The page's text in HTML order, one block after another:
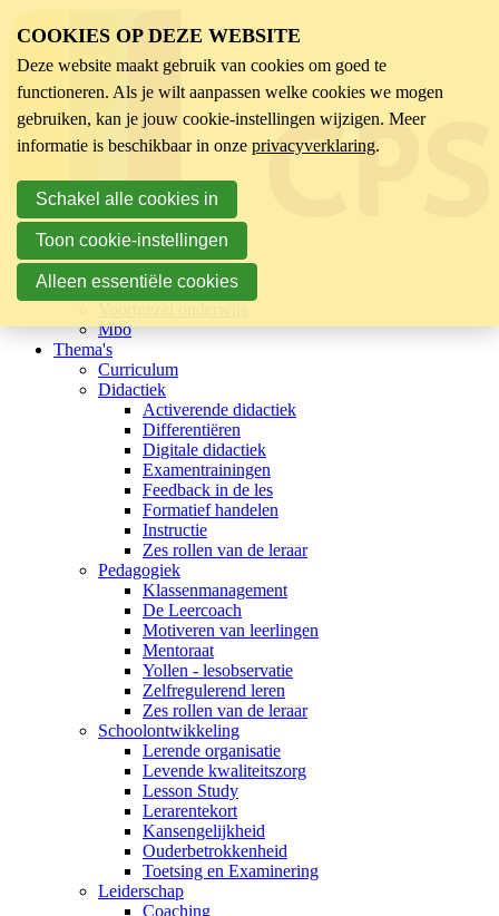
Sector
Kinderopvang
Basisonderwijs
Mbo
Thema's
Curriculum
Didactiek
Activerende didactiek
Differentiëren
Digitale didactiek
Examentrainingen
Feedback in de les
Formatief handelen
Instructie
Zes rollen van de leraar
Pedagogiek
Klassenmanagement
De Leercoach
Motiveren van leerlingen
Mentoraat
Yollen - lesobservatie
Zelfregulerend leren
Zes rollen van de leraar
Schoolontwikkeling
Lerende organisatie
Levende kwaliteitszorg
Lesson Study
Lerarentekort
Kansengelijkheid
Ouderbetrokkenheid
Toetsing en Examinering
Leiderschap
Coaching
COOKIES OP DEZE WEBSITE
Deze website maakt gebruik van cookies om goed te
functioneren. Als je wilt aanpassen welke cookies we mogen
gebruiken, kan je jouw cookie-instellingen wijzigen. Meer
informatie is beschikbaar in onze privacyverklaring.
Schakel alle cookies in
Toon cookie-instellingen
Alleen essentiële cookies